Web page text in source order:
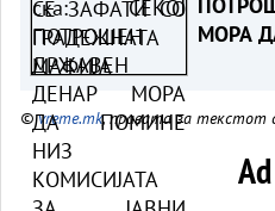
МОРА
©vreme.mk, правата за текстот